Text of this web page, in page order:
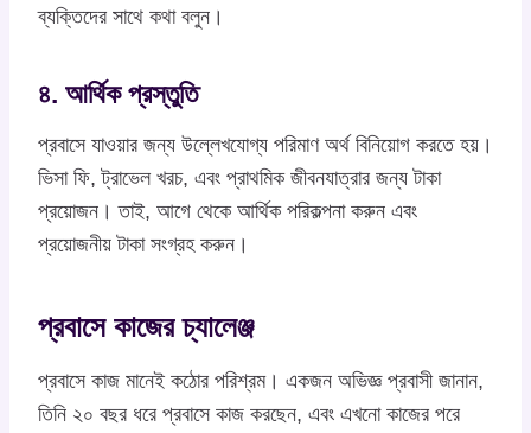
ব্যক্তিদের সাথে কথা বলুন।
৪. আর্থিক প্রস্তুতি
প্রবাসে যাওয়ার জন্য উল্লেখযোগ্য পরিমাণ অর্থ বিনিয়োগ করতে হয়।
ভিসা ফি, ট্রাভেল খরচ, এবং প্রাথমিক জীবনযাত্রার জন্য টাকা
প্রয়োজন। তাই, আগে থেকে আর্থিক পরিকল্পনা করুন এবং
প্রয়োজনীয় টাকা সংগ্রহ করুন।
প্রবাসে কাজের চ্যালেঞ্জ
প্রবাসে কাজ মানেই কঠোর পরিশ্রম। একজন অভিজ্ঞ প্রবাসী জানান,
তিনি ২০ বছর ধরে প্রবাসে কাজ করছেন, এবং এখনো কাজের পরে